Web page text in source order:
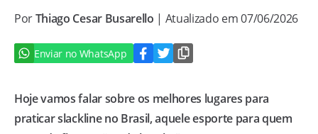
PorThiago Cesar Busarello | Atualizado em 07/06/2026
Enviar no WhatsApp
Hoje vamos falar sobre os melhores lugares para
praticar slackline no Brasil, aquele esporte para quem